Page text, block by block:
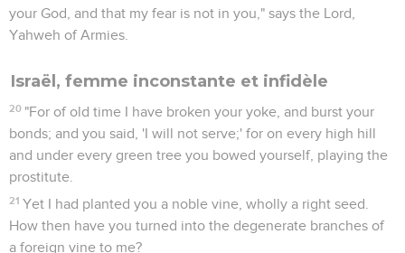
your God, and that my fear is not in you," says the Lord,
Yahweh of Armies.
Israël, femme inconstante et infidèle
20 "For of old time I have broken your yoke, and burst your
bonds; and you said, 'I will not serve;' for on every high hill
and under every green tree you bowed yourself, playing the
prostitute.
21 Yet I had planted you a noble vine, wholly a right seed.
How then have you turned into the degenerate branches of
a foreign vine to me?